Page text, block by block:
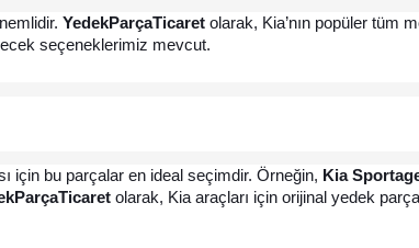
YedekParçaTicaret olarak, Kia’nın popüler tüm
seçeneklerimiz mevcut.
için bu parçalar en ideal seçimdir. Örneğin, Kia
olarak, Kia araçları için orijinal yedek